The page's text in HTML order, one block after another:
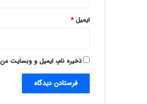
ایمیل*
ذخیره نام، ایمیل و وبسایت